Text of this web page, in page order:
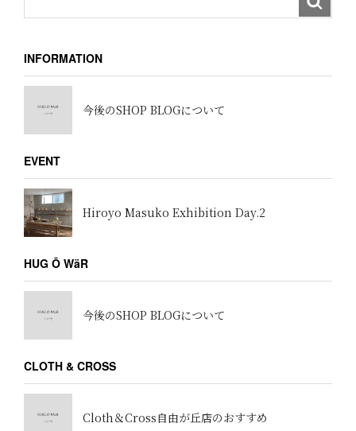
INFORMATION
今後のSHOP BLOGについて
EVENT
Hiroyo Masuko Exhibition Day.2
HUG Ō WäR
今後のSHOP BLOGについて
CLOTH & CROSS
Cloth＆Cross自由が丘店のおすすめ